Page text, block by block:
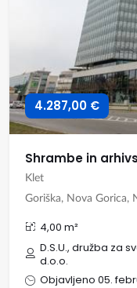
4.287,00 €
Klet
Goriška, Nova Gorica,
4,00 m²
D.S.U., družba za
d.o.o.
Objavljeno 05.